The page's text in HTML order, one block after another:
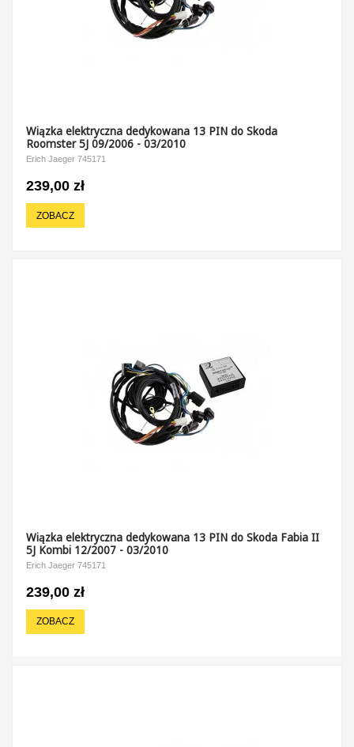
Wiązka elektryczna dedykowana 13 PIN do Skoda
Roomster 5J 09/2006 - 03/2010
Erich Jaeger 745171
239,00 zł
ZOBACZ
Wiązka elektryczna dedykowana 13 PIN do Skoda Fabia II
5J Kombi 12/2007 - 03/2010
Erich Jaeger 745171
239,00 zł
ZOBACZ